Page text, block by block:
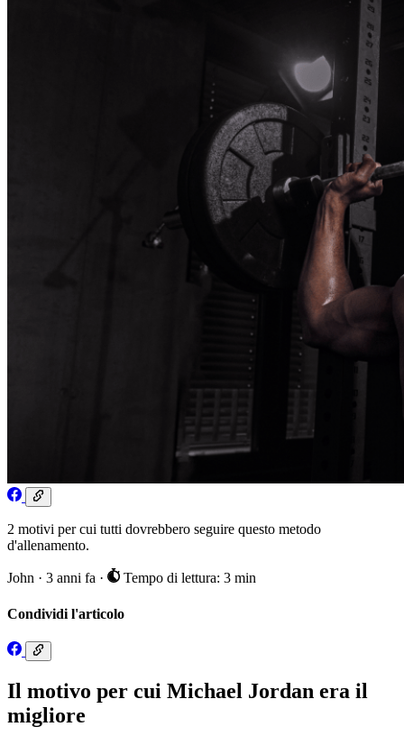
2 motivi per cui tutti dovrebbero seguire questo metodo
d'allenamento.
John · 3 anni fa · Tempo di lettura: 3 min
Condividi l'articolo
Il motivo per cui Michael Jordan era il
migliore